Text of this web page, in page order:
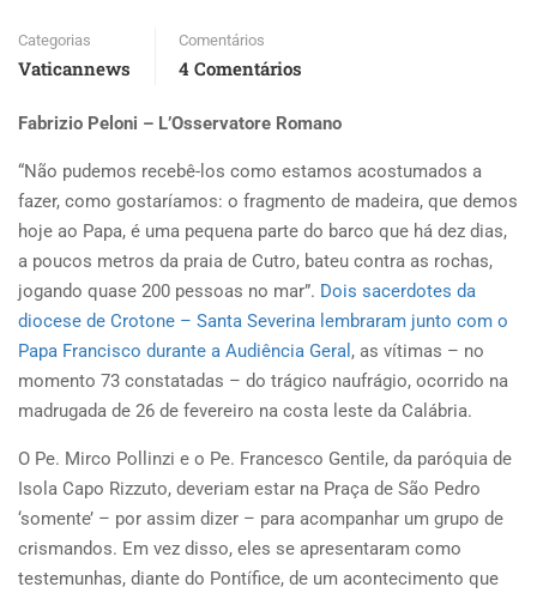
Categorias
Vaticannews
Comentários
4 Comentários
Fabrizio Peloni – L’Osservatore Romano
“Não pudemos recebê-los como estamos acostumados a
fazer, como gostaríamos: o fragmento de madeira, que demos
hoje ao Papa, é uma pequena parte do barco que há dez dias,
a poucos metros da praia de Cutro, bateu contra as rochas,
jogando quase 200 pessoas no mar”. Dois sacerdotes da
diocese de Crotone – Santa Severina lembraram junto com o
Papa Francisco durante a Audiência Geral , as vítimas – no
momento 73 constatadas – do trágico naufrágio, ocorrido na
madrugada de 26 de fevereiro na costa leste da Calábria.
O Pe. Mirco Pollinzi e o Pe. Francesco Gentile, da paróquia de
Isola Capo Rizzuto, deveriam estar na Praça de São Pedro
‘somente’ – por assim dizer – para acompanhar um grupo de
crismandos. Em vez disso, eles se apresentaram como
testemunhas, diante do Pontífice, de um acontecimento que